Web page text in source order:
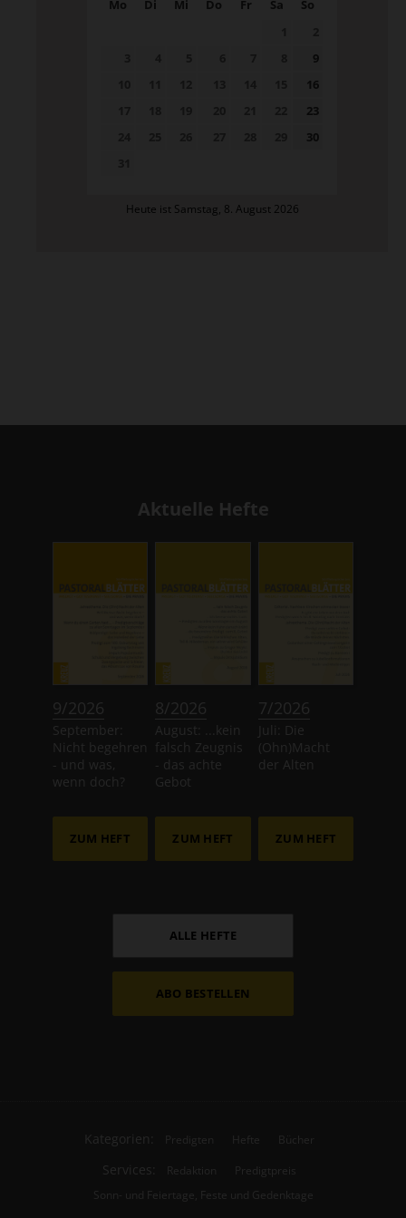
Mo Di Mi Do Fr Sa
So
9
16
23
30
Heute ist Samstag, 8. August 2026
Aktuelle Hefte
9/2026
September:
Nicht begehren
- und was,
wenn doch?
ZUM HEFT
8/2026
August: ...kein
falsch Zeugnis
- das achte
Gebot
ZUM HEFT
7/2026
Juli: Die
(Ohn)Macht
der Alten
ZUM HEFT
ALLE HEFTE
ABO BESTELLEN
Kategorien: Predigten Hefte Bücher
Services: Redaktion
Predigtpreis
Sonn- und Feiertage, Feste und Gedenktage